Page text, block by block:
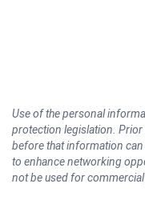
Use of the personal
protection legislation.
before that information can
to enhance networking
not be used for commercial